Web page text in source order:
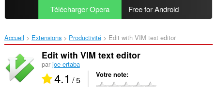
Télécharger Opera Free for Android
Accueil Extensions Productivité Edit with VIM text editor‎
Edit with VIM text editor
par joe-ertaba
4.1 / 5 Votre note